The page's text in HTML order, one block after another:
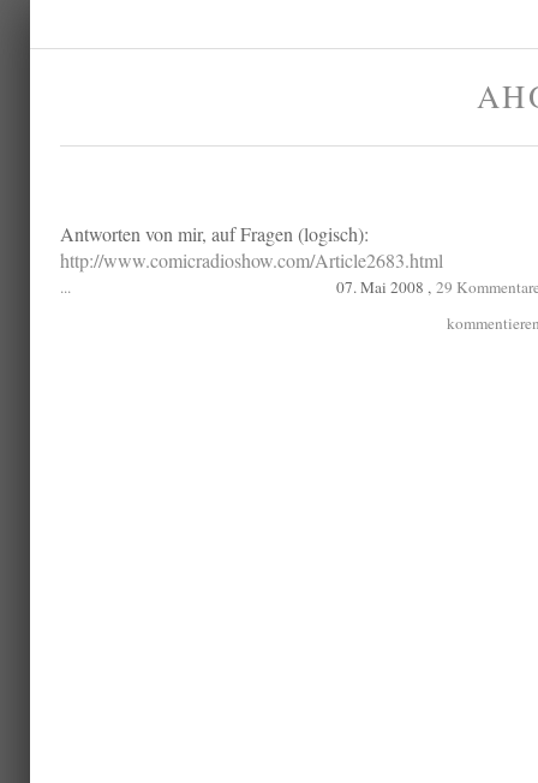
Antworten von mir, auf Fragen (logisch):
http://www.comicradioshow.com/Article2683.html
... 29
07. Mai 2008 ,